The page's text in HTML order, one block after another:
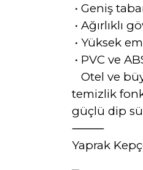
• Geniş
• Ağırlıklı
• Yüksek
• PVC ve
Otel ve
temizlik
güçlü dip
⸻
Yaprak